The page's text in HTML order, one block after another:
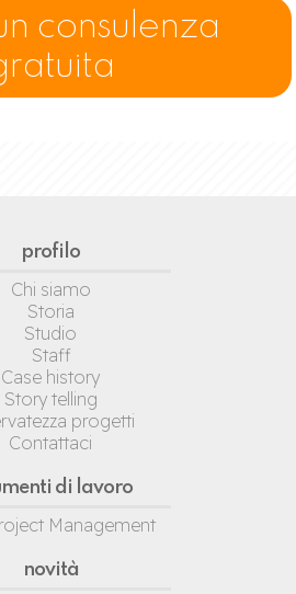
consulenza
profilo
Chi siamo
Storia
Studio
Staff
Case history
Story telling
progetti
Contattaci
di lavoro
Management
novità